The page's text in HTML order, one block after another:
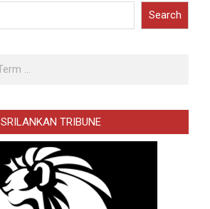
Search
SRILANKAN TRIBUNE